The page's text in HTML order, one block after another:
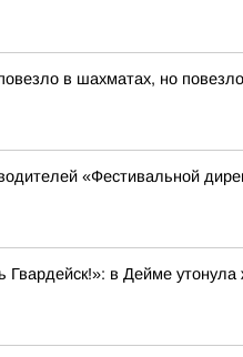
в шахматах, но
«Фестивальной
Гвардейск!»: в Дейме